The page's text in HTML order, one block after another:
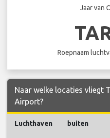
Jaar van
Roepnaam
Naar welke locaties vliegt
Airport?
Luchthaven buiten